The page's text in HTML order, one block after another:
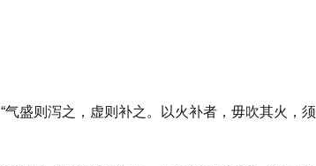
“气盛则泻之，虚则补之。以火补者，毋吹其火，